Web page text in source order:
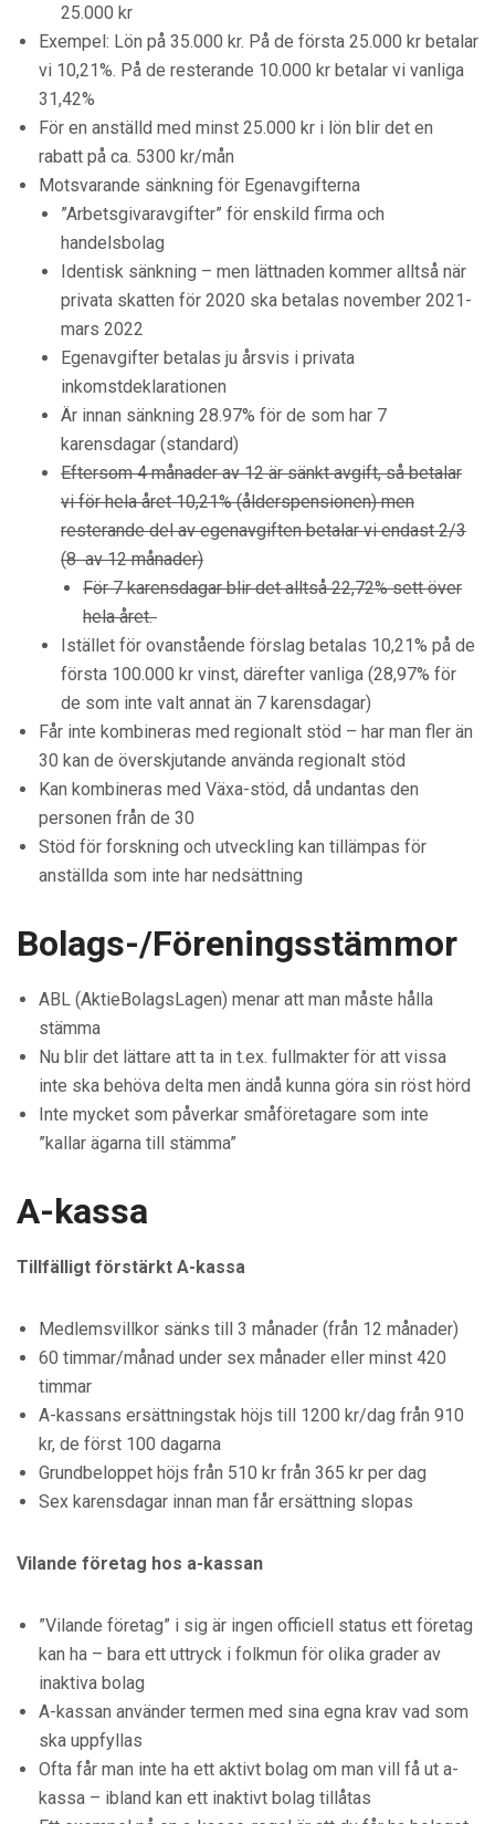
25.000 kr
Exempel: Lön på 35.000 kr. På de första 25.000 kr betalar
vi 10,21%. På de resterande 10.000 kr betalar vi vanliga
31,42%
För en anställd med minst 25.000 kr i lön blir det en
rabatt på ca. 5300 kr/mån
Motsvarande sänkning för Egenavgifterna
”Arbetsgivaravgifter” för enskild firma och
handelsbolag
Identisk sänkning – men lättnaden kommer alltså när
privata skatten för 2020 ska betalas november 2021-
mars 2022
Egenavgifter betalas ju årsvis i privata
inkomstdeklarationen
Är innan sänkning 28.97% för de som har 7
karensdagar (standard)
Eftersom 4 månader av 12 är sänkt avgift, så betalar
vi för hela året 10,21% (ålderspensionen) men
resterande del av egenavgiften betalar vi endast 2/3
(8 av 12 månader)
För 7 karensdagar blir det alltså 22,72% sett över
hela året.
Istället för ovanstående förslag betalas 10,21% på de
första 100.000 kr vinst, därefter vanliga (28,97% för
de som inte valt annat än 7 karensdagar)
Får inte kombineras med regionalt stöd – har man fler än
30 kan de överskjutande använda regionalt stöd
Kan kombineras med Växa-stöd, då undantas den
personen från de 30
Stöd för forskning och utveckling kan tillämpas för
anställda som inte har nedsättning
Bolags-/Föreningsstämmor
ABL (AktieBolagsLagen) menar att man måste hålla
stämma
Nu blir det lättare att ta in t.ex. fullmakter för att vissa
inte ska behöva delta men ändå kunna göra sin röst hörd
Inte mycket som påverkar småföretagare som inte
”kallar ägarna till stämma”
A-kassa
Tillfälligt förstärkt A-kassa
Medlemsvillkor sänks till 3 månader (från 12 månader)
60 timmar/månad under sex månader eller minst 420
timmar
A-kassans ersättningstak höjs till 1200 kr/dag från 910
kr, de först 100 dagarna
Grundbeloppet höjs från 510 kr från 365 kr per dag
Sex karensdagar innan man får ersättning slopas
Vilande företag hos a-kassan
”Vilande företag” i sig är ingen officiell status ett företag
kan ha – bara ett uttryck i folkmun för olika grader av
inaktiva bolag
A-kassan använder termen med sina egna krav vad som
ska uppfyllas
Ofta får man inte ha ett aktivt bolag om man vill få ut a-
kassa – ibland kan ett inaktivt bolag tillåtas